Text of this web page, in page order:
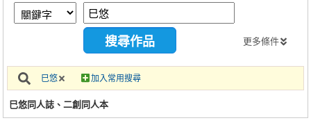
攤位轉讓區
會員中心
註冊會員
更多條件
巳悠 加入常用搜尋
巳悠同人誌、二創同人本